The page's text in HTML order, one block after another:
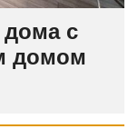
дома с
домом